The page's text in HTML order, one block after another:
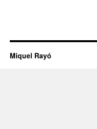
Miquel Rayó